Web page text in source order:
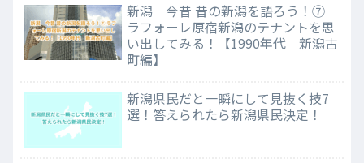
新潟 今昔 昔の新潟を語ろう！⑦
ラフォーレ原宿新潟のテナントを思
い出してみる！【1990年代 新潟古
町編】
新潟県民だと一瞬にして見抜く技7
選！答えられたら新潟県民決定！